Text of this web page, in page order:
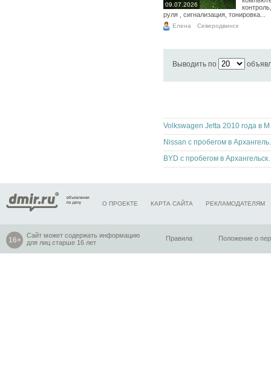
09.07.2026
руля , сигнализация, тонировка...
Елена Северодвинск
Выводить по
О ПРОЕКТЕ КАРТА САЙТА РЕКЛАМОДАТЕЛЯМ
Сайт может содержать информацию
для лиц старше 16 лет
Правила Положение о